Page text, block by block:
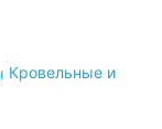
Кровельные и